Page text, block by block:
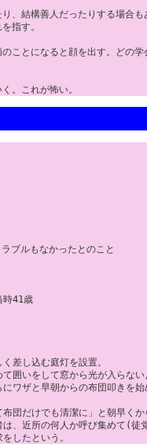
、結構善人だったりする場合も
指す。
ことになると顔を出す。どの
ブルもなかったとのこと
時41歳
差し込む庭灯を設置。
囲いをして窓から光が入らない
ワザと早朝からの布団叩きを始
団だけでも清潔に」と朝早くか
、近所の何人か呼び集めて(徒
したという。